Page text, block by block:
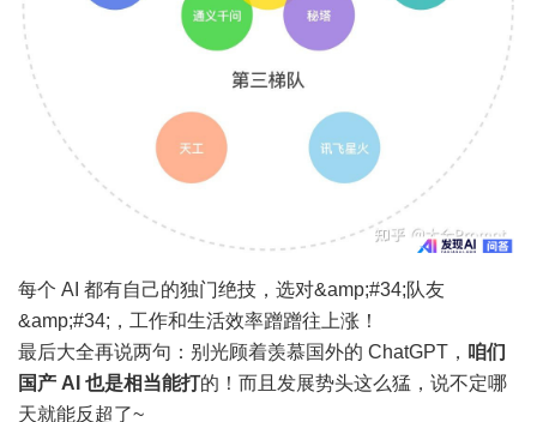
每个 AI 都有自己的独门绝技，选对&amp;#34;队友
&amp;#34;，工作和生活效率蹭蹭往上涨！
最后大全再说两句：别光顾着羡慕国外的 ChatGPT， 咱们
国产 AI 也是相当能打的！而且发展势头这么猛，说不定哪
天就能反超了~